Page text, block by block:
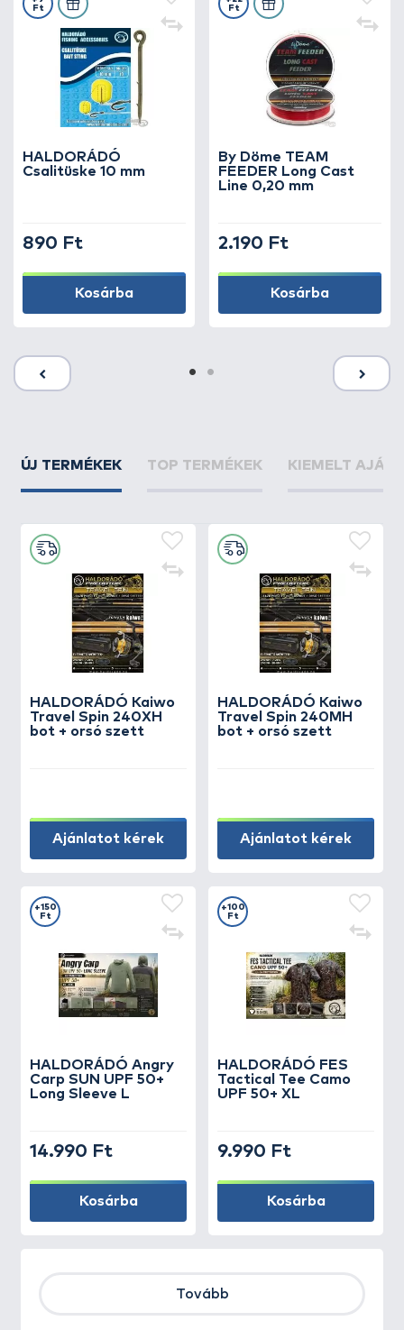
HALDORÁDÓ
Csalitüske 10 mm
Ft
890 Ft
Kosárba
By Döme TEAM
FEEDER Long Cast
Line 0,20 mm
Ft
2.190 Ft
Kosárba
ÚJ TERMÉKEK TOP TERMÉKEK KIEMELT
HALDORÁDÓ Kaiwo
Travel Spin 240XH
bot + orsó szett
Ajánlatot kérek
HALDORÁDÓ Kaiwo
Travel Spin 240MH
bot + orsó szett
Ajánlatot kérek
HALDORÁDÓ Angry
Carp SUN UPF 50+
Long Sleeve L
+150
Ft
14.990 Ft
Kosárba
HALDORÁDÓ FES
Tactical Tee Camo
UPF 50+ XL
+100
Ft
9.990 Ft
Kosárba
Tovább